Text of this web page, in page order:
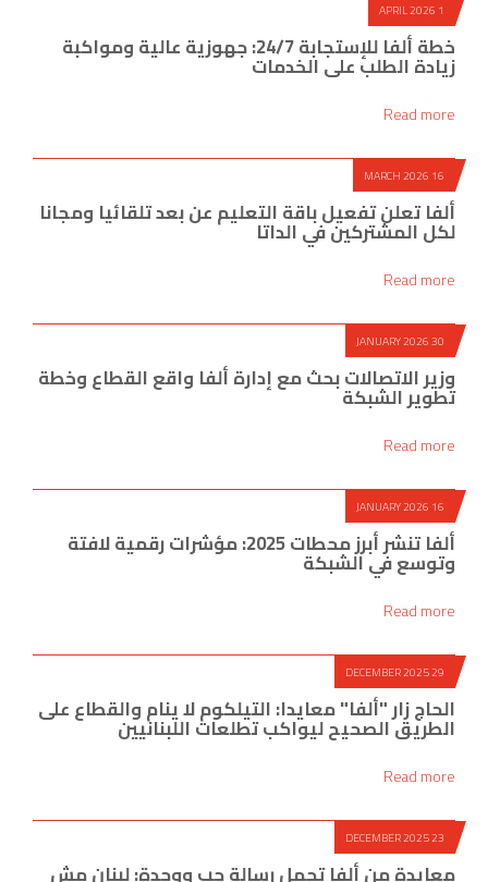
1 APRIL 2026
خطة ألفا للإستجابة 24/7: جهوزية عالية ومواكبة
زيادة الطلب على الخدمات
Read more
16 MARCH 2026
ألفا تعلن تفعيل باقة التعليم عن بعد تلقائيا ومجانا
لكل المشتركين في الداتا
Read more
30 JANUARY 2026
وزير الاتصالات بحث مع إدارة ألفا واقع القطاع وخطة
تطوير الشبكة
Read more
16 JANUARY 2026
ألفا تنشر أبرز محطات 2025: مؤشرات رقمية لافتة
وتوسع في الشبكة
Read more
29 DECEMBER 2025
الحاج زار "ألفا" معايدا: التيلكوم لا ينام والقطاع على
الطريق الصحيح ليواكب تطلعات اللبنانيين
Read more
23 DECEMBER 2025
معايدة من ألفا تحمل رسالة حب ووحدة: لبنان مش